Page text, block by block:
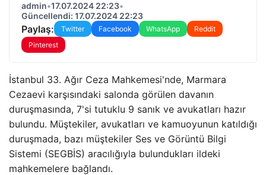
admin•17.07.2024 22:23•
Güncellendi: 17.07.2024 22:23
Paylaş: Twitter Facebook WhatsApp
Reddit
Pinterest
İstanbul 33. Ağır Ceza Mahkemesi'nde, Marmara
Cezaevi karşısındaki salonda görülen davanın
duruşmasında, 7'si tutuklu 9 sanık ve avukatları hazır
bulundu. Müştekiler, avukatları ve kamuoyunun katıldığı
duruşmada, bazı müştekiler Ses ve Görüntü Bilgi
Sistemi (SEGBİS) aracılığıyla bulundukları ildeki
mahkemelere bağlandı.